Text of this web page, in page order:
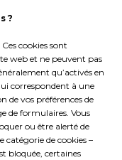
?
Ces cookies sont
web et ne peuvent pas
qu’activés en
correspondent à une
de vos préférences de
de formulaires. Vous
ou être alerté de
catégorie de cookies –
bloquée, certaines